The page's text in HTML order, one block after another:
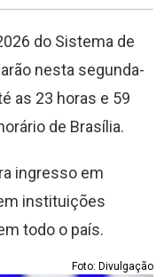
do Sistema de
nesta segunda-
as 23 horas e 59
de Brasília.
ingresso em
instituições
todo o país.
Foto: Divulgação